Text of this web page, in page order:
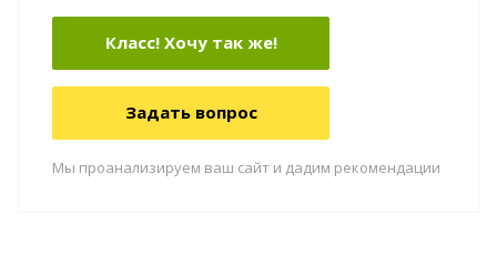
Класс! Хочу так же!
Задать вопрос
Мы проанализируем ваш сайт и дадим рекомендации